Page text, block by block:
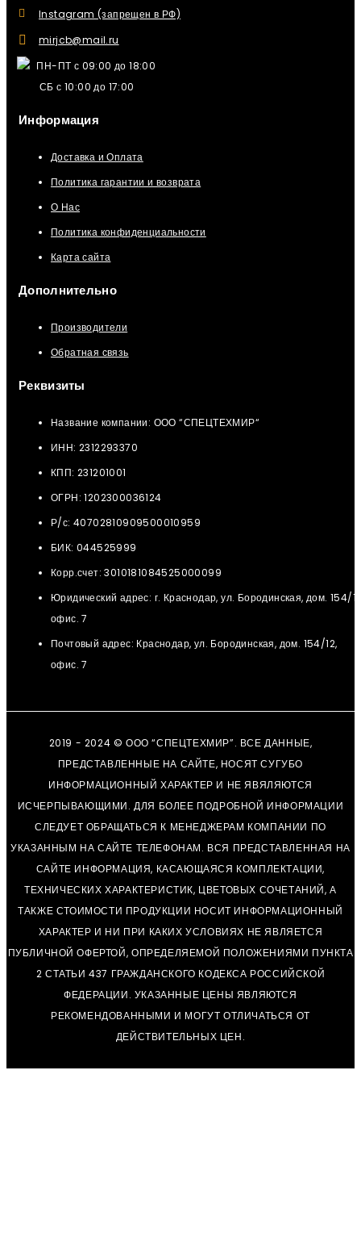
Instagram (запрещен в РФ)
mirjcb@mail.ru
ПН-ПТ с 09:00 до 18:00
СБ с 10:00 до 17:00
Информация
Доставка и Оплата
Политика гарантии и возврата
О Нас
Политика конфиденциальности
Карта сайта
Дополнительно
Производители
Обратная связь
Реквизиты
Название компании: ООО “СПЕЦТЕХМИР“
ИНН: 2312293370
КПП: 231201001
ОГРН: 1202300036124
Р/с: 40702810909500010959
БИК: 044525999
Корр.счет: 3010181084525000099
Юридический адрес: г. Краснодар, ул. Бородинская, дом. 154/
офис. 7
Почтовый адрес: Краснодар, ул. Бородинская, дом. 154/12,
офис. 7
2019 - 2024 © ООО “СПЕЦТЕХМИР”. ВСЕ ДАННЫЕ,
ПРЕДСТАВЛЕННЫЕ НА САЙТЕ, НОСЯТ СУГУБО
ИНФОРМАЦИОННЫЙ ХАРАКТЕР И НЕ ЯВЯЛЯЮТСЯ
ИСЧЕРПЫВАЮЩИМИ. ДЛЯ БОЛЕЕ ПОДРОБНОЙ ИНФОРМАЦИИ
СЛЕДУЕТ ОБРАЩАТЬСЯ К МЕНЕДЖЕРАМ КОМПАНИИ ПО
УКАЗАННЫМ НА САЙТЕ ТЕЛЕФОНАМ. ВСЯ ПРЕДСТАВЛЕННАЯ НА
САЙТЕ ИНФОРМАЦИЯ, КАСАЮЩАЯСЯ КОМПЛЕКТАЦИИ,
ТЕХНИЧЕСКИХ ХАРАКТЕРИСТИК, ЦВЕТОВЫХ СОЧЕТАНИЙ, А
ТАКЖЕ СТОИМОСТИ ПРОДУКЦИИ НОСИТ ИНФОРМАЦИОННЫЙ
ХАРАКТЕР И НИ ПРИ КАКИХ УСЛОВИЯХ НЕ ЯВЛЯЕТСЯ
ПУБЛИЧНОЙ ОФЕРТОЙ, ОПРЕДЕЛЯЕМОЙ ПОЛОЖЕНИЯМИ ПУНКТА
2 СТАТЬИ 437 ГРАЖДАНСКОГО КОДЕКСА РОССИЙСКОЙ
ФЕДЕРАЦИИ. УКАЗАННЫЕ ЦЕНЫ ЯВЛЯЮТСЯ
РЕКОМЕНДОВАННЫМИ И МОГУТ ОТЛИЧАТЬСЯ ОТ
ДЕЙСТВИТЕЛЬНЫХ ЦЕН.